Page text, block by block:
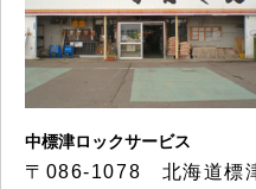
中標津ロックサービス
〒086-1078 北海道標